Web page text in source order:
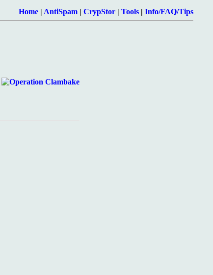
Home | AntiSpam | CrypStor | Tools | Info/FAQ/Tips